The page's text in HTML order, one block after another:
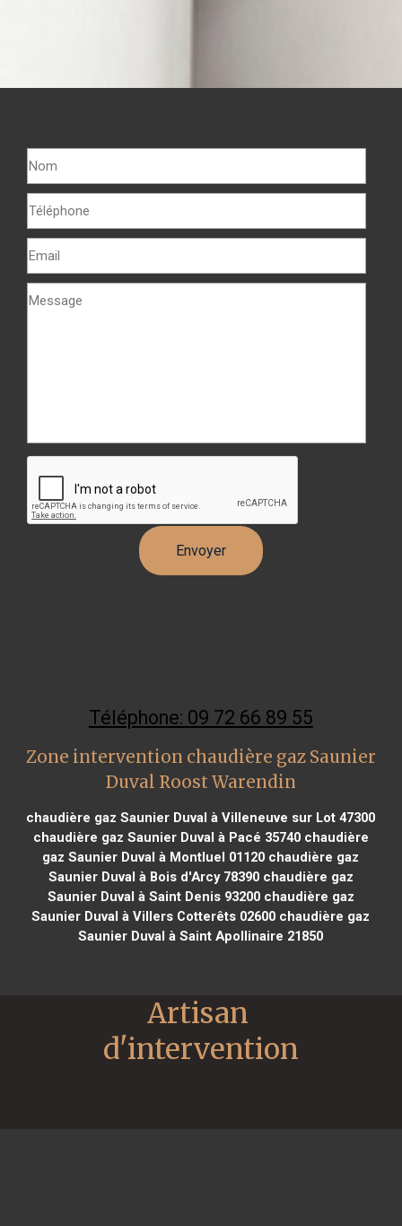
Téléphone: 09 72 66 89 55
Zone intervention chaudière gaz Saunier
Duval Roost Warendin
chaudière gaz Saunier Duval à Villeneuve sur Lot 47300
chaudière gaz Saunier Duval à Pacé 35740chaudière
gaz Saunier Duval à Montluel 01120 chaudière gaz
Saunier Duval à Bois d'Arcy 78390chaudière gaz
Saunier Duval à Saint Denis 93200chaudière gaz
Saunier Duval à Villers Cotterêts 02600 chaudière gaz
Saunier Duval à Saint Apollinaire 21850
Artisan
d'intervention